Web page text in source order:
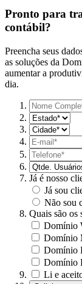
Pronto para
contábil?
Preencha seus
as soluções da
aumentar a
dia.
Já é nosso
Já sou
Não sou
Quais são os
Domínio
Domínio
Domínio
Domínio
Li e